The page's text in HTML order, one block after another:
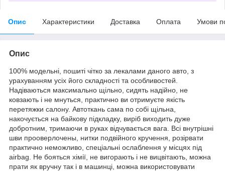
Опис Характеристики Доставка Оплата Умови
Опис
100% модельні, пошиті чітко за лекалами даного авто, з
урахуванням усіх його складності та особливостей.
Надіваються максимально щільно, сидять надійно, не
ковзають і не мнуться, практично ви отримуєте якість
перетяжки салону. Автоткань сама по собі щільна,
накочується на байкову підкладку, виріб виходить дуже
добротним, тримаючи в руках відчувається вага. Всі внутрішні
шви прооверлочены, нитки подвійного кручення, розірвати
практично неможливо, спеціальні ослаблення у місцях під
airbag. Не бояться хімії, не вигорають і не вицвітають, можна
прати як вручну так і в машинці, можна використовувати